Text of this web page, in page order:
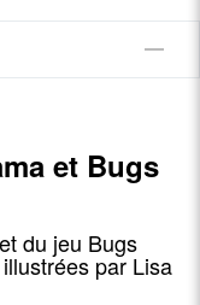
et Bugs
du jeu Bugs
par Lisa